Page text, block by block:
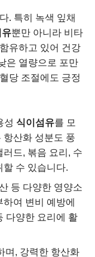
. 특히 녹색 잎채
뿐만 아니라 비타
유하고 있어 건강
은 열량으로 포만
당 조절에도 긍정
성 식이섬유를 모
항산화 성분도 풍
드, 볶음 요리, 수
할 수 있습니다.
등 다양한 영양소
하여 변비 예방에
다양한 요리에 활
며, 강력한 항산화